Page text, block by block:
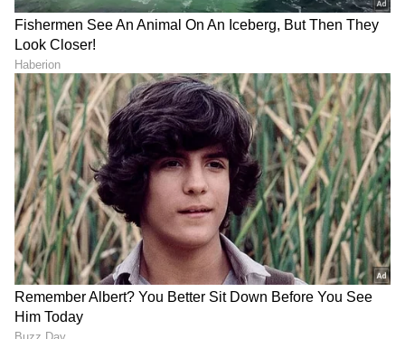
ABOUT THE AUTHOR
SN Suvarna News
ಸಂಬಂಧಗಳು
ಆರೋಗ್ಯ , ಸೌಂದರ್ಯ, ಫಿಟ್‌ನೆಸ್,ಕಿಚನ್ ಟಿಪ್ಸ್‌,
ಸಂಬಂಧ,ಫ್ಯಾಷನ್ ,ರೆಸಿಪಿಅಪ್ಡೇಟ್‌ಗಳಿಗಾಗಿ
ಏಷ್ಯಾನೆಟ್ ಸುವರ್ಣ ನ್ಯೂಸ್‌ ಫಾಲೋ ಮಾಡಿ.
ಸಂಪೂರ್ಣ ಮಾಹಿತಿ ಒಂದೇ ಕ್ಲಿಕ್‌ನಲ್ಲಿ ಲಭ್ಯ. ಏಷ್ಯಾನೆಟ್
ಸುವರ್ಣ ನ್ಯೂಸ್ ಅಧಿಕೃತ ಆ್ಯಪ್ ಡೌನ್‌ಲೋಡ್ ಮಾಡಿ